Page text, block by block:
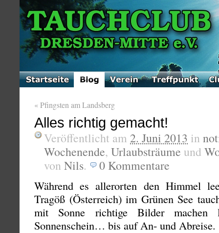
«Pfingsten am Landsberg
Alles richtig gemacht!
Veröffentlicht am 2. Juni 2013 in
Wochenende, Urlaubsträume und
von Nils. 0 Kommentare
Während es allerorten den Himmel
Tragöß (Österreich) im Grünen See
mit Sonne richtige Bilder
Sonnenschein… bis auf An- und Abreise.